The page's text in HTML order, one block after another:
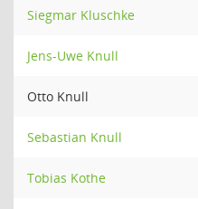
Siegmar Kluschke
Jens-Uwe Knull
Otto Knull
Sebastian Knull
Tobias Kothe